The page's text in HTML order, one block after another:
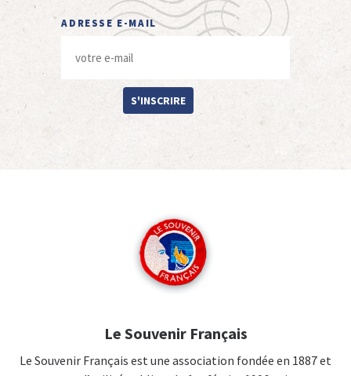
ADRESSE E-MAIL
S'INSCRIRE
Le Souvenir Français
Le Souvenir Français est une association fondée en 1887 et